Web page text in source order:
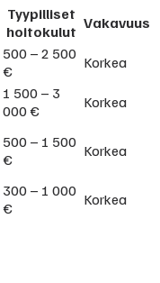
Tyypilliset
hoitokulut Vakavuus
500 – 2 500
€
Korkea
1 500 – 3
000 €
Korkea
500 – 1 500
€
Korkea
300 – 1 000
€
Korkea